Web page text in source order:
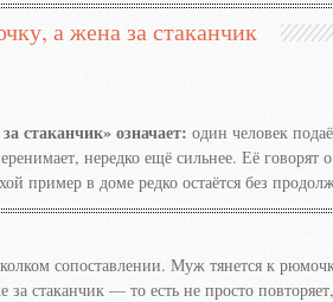
а жена за стаканчик
стаканчик» означает: один человек
нередко ещё сильнее. Её говорят о
пример в доме редко остаётся без
сопоставлении. Муж тянется к
стаканчик — то есть не просто